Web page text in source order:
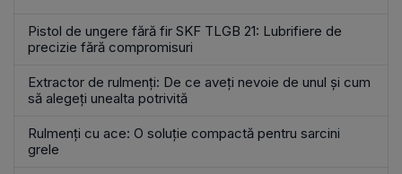
Pistol de ungere fără fir SKF TLGB 21: Lubrifiere de
precizie fără compromisuri
Extractor de rulmenți: De ce aveți nevoie de unul și cum
să alegeți unealta potrivită
Rulmenți cu ace: O soluție compactă pentru sarcini
grele